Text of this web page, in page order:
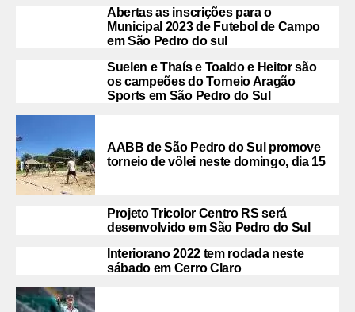
Abertas as inscrições para o
Municipal 2023 de Futebol de Campo
em São Pedro do sul
Suelen e Thaís e Toaldo e Heitor são
os campeões do Torneio Aragão
Sports em São Pedro do Sul
AABB de São Pedro do Sul promove
torneio de vôlei neste domingo, dia 15
Projeto Tricolor Centro RS será
desenvolvido em São Pedro do Sul
Interiorano 2022 tem rodada neste
sábado em Cerro Claro